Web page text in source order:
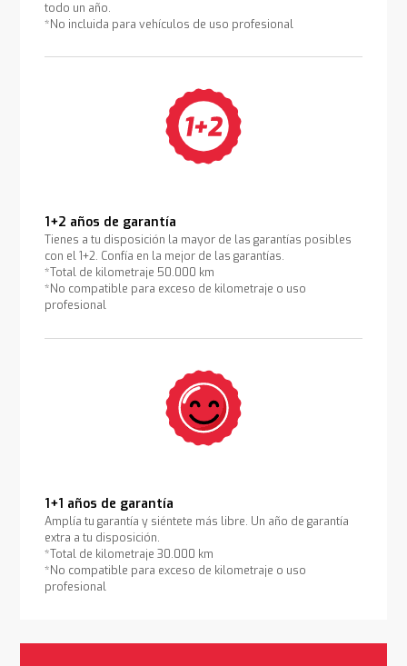
todo un año.
*No incluida para vehículos de uso profesional
1+2 años de garantía
Tienes a tu disposición la mayor de las garantías posibles
con el 1+2. Confía en la mejor de las garantías.
*Total de kilometraje 50.000 km
*No compatible para exceso de kilometraje o uso
profesional
1+1 años de garantía
Amplía tu garantía y siéntete más libre. Un año de garantía
extra a tu disposición.
*Total de kilometraje 30.000 km
*No compatible para exceso de kilometraje o uso
profesional